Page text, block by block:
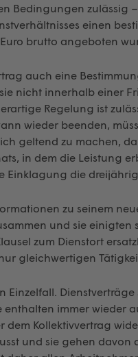
Bedingungen zulässig
einen
brutto angeboten
auch eine
nicht innerhalb einer
Regelung ist
wieder beenden,
geltend zu machen,
in dem die Leistung
Einklagung die
zu seinem
und sie
zum Dienstort
gleichwertigen
Einzelfall.
immer wieder
dem Kollektivvertrag
und sie gehen davon